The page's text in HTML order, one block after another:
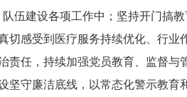
伍建设各项工作中；坚持开门搞
感受到医疗服务持续优化、行
任，持续加强党员教育、监督
坚守廉洁底线，以常态化警示教